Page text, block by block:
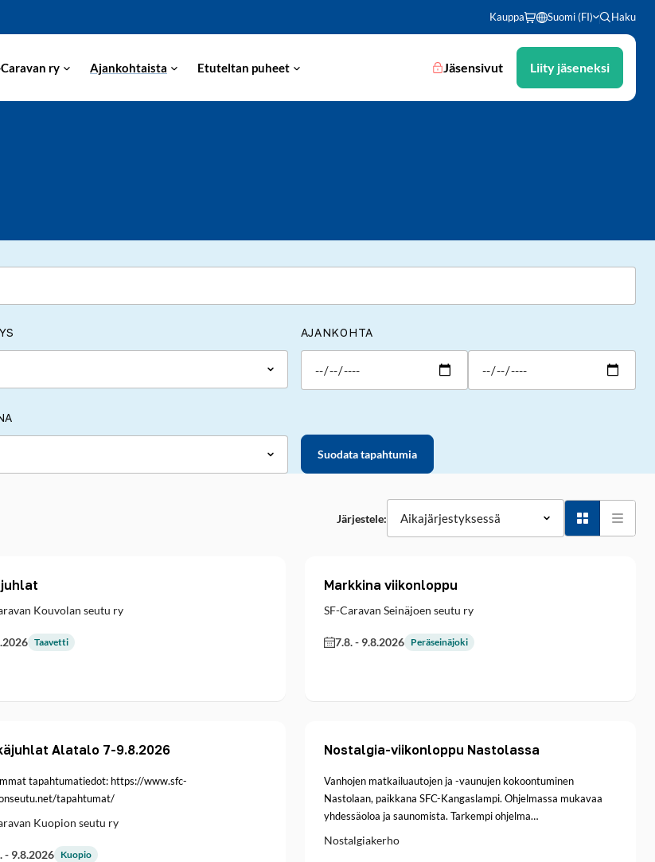
Kauppa Suomi (FI) Haku
Caravan ry Ajankohtaista Etuteltan puheet Jäsensivut Liity jäseneksi
AJANKOHTA
Suodata tapahtumia
Järjestele:
Kouvolan seutu ry
Taavetti
Markkina viikonloppu
SF-Caravan Seinäjoen seutu ry
7.8.- 9.8.2026 Peräseinäjoki
Alatalo 7-9.8.2026
tapahtumatiedot: https://www.sfc-
tapahtumat/
Kuopion seutu ry
- 9.8.2026 Kuopio
Nostalgia-viikonloppu Nastolassa
Vanhojen matkailuautojen ja -vaunujen kokoontuminen
Nastolaan, paikkana SFC-Kangaslampi. Ohjelmassa mukavaa
yhdessäoloa ja saunomista. Tarkempi ohjelma…
Nostalgiakerho